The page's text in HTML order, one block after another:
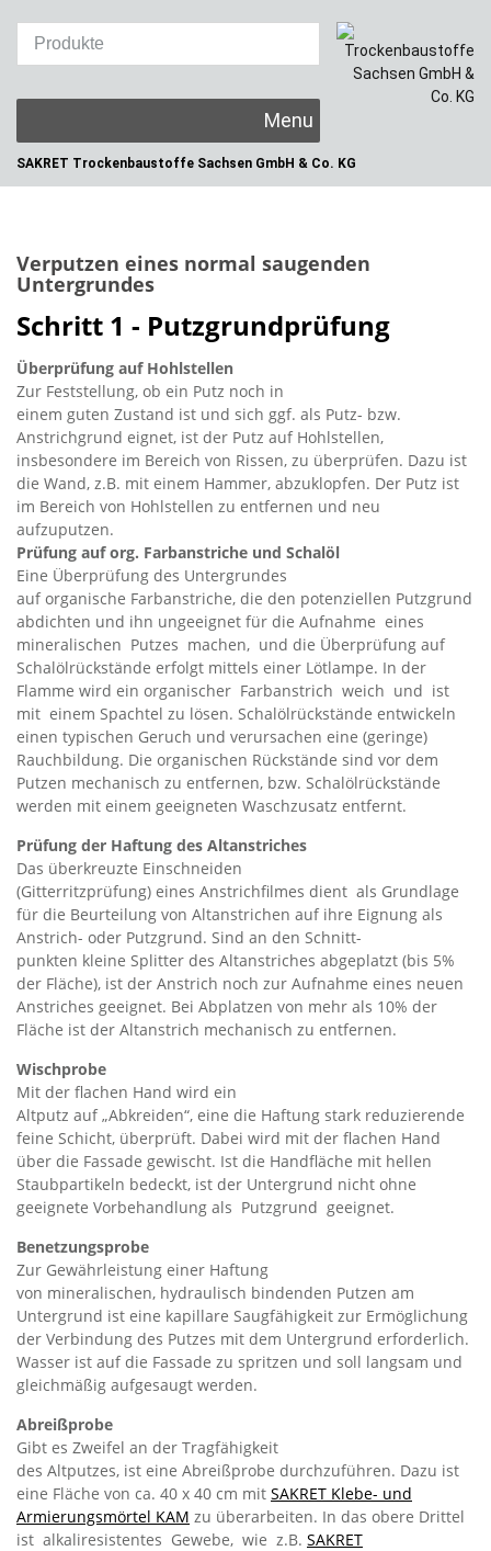
SAKRET Trockenbaustoffe Sachsen GmbH & Co. KG
content
Verputzen eines normal saugenden
Untergrundes
Schritt 1 - Putzgrundprüfung
Überprüfung auf Hohlstellen
Zur Feststellung, ob ein Putz noch in
einem guten Zustand ist und sich ggf. als Putz- bzw.
Anstrichgrund eignet, ist der Putz auf Hohlstellen,
insbesondere im Bereich von Rissen, zu überprüfen. Dazu ist
die Wand, z.B. mit einem Hammer, abzuklopfen. Der Putz ist
im Bereich von Hohlstellen zu entfernen und neu
aufzuputzen.
Prüfung auf org. Farbanstriche und Schalöl
Eine Überprüfung des Untergrundes
auf organische Farbanstriche, die den potenziellen Putzgrund
abdichten und ihn ungeeignet für die Aufnahme eines
mineralischen Putzes machen, und die Überprüfung auf
Schalölrückstände erfolgt mittels einer Lötlampe. In der
Flamme wird ein organischer Farbanstrich weich und ist
mit einem Spachtel zu lösen. Schalölrückstände entwickeln
einen typischen Geruch und verursachen eine (geringe)
Rauchbildung. Die organischen Rückstände sind vor dem
Putzen mechanisch zu entfernen, bzw. Schalölrückstände
werden mit einem geeigneten Waschzusatz entfernt.
Prüfung der Haftung des Altanstriches
Das überkreuzte Einschneiden
(Gitterritzprüfung) eines Anstrichfilmes dient als Grundlage
für die Beurteilung von Altanstrichen auf ihre Eignung als
Anstrich- oder Putzgrund. Sind an den Schnitt-
punkten kleine Splitter des Altanstriches abgeplatzt (bis 5%
der Fläche), ist der Anstrich noch zur Aufnahme eines neuen
Anstriches geeignet. Bei Abplatzen von mehr als 10% der
Fläche ist der Altanstrich mechanisch zu entfernen.
Wischprobe
Mit der flachen Hand wird ein
Altputz auf „Abkreiden“, eine die Haftung stark reduzierende
feine Schicht, überprüft. Dabei wird mit der flachen Hand
über die Fassade gewischt. Ist die Handfläche mit hellen
Staubpartikeln bedeckt, ist der Untergrund nicht ohne
geeignete Vorbehandlung als Putzgrund geeignet.
Benetzungsprobe
Zur Gewährleistung einer Haftung
von mineralischen, hydraulisch bindenden Putzen am
Untergrund ist eine kapillare Saugfähigkeit zur Ermöglichung
der Verbindung des Putzes mit dem Untergrund erforderlich.
Wasser ist auf die Fassade zu spritzen und soll langsam und
gleichmäßig aufgesaugt werden.
Abreißprobe
Gibt es Zweifel an der Tragfähigkeit
des Altputzes, ist eine Abreißprobe durchzuführen. Dazu ist
eine Fläche von ca. 40 x 40 cm mit SAKRET Klebe- und
Armierungsmörtel KAM zu überarbeiten. In das obere Drittel
ist alkaliresistentes Gewebe, wie z.B. SAKRET